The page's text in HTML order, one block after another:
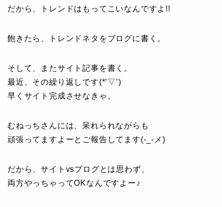
だから、トレンドはもってこいなんですよ!!
飽きたら、トレンドネタをブログに書く。
そして、またサイト記事を書く。
最近、その繰り返しです(*’▽’)
早くサイト完成させなきゃ。
むねっちさんには、呆れられながらも
頑張ってますよーとご報告してます(-_-メ)
だから、サイトvsブログとは思わず、
両方やっちゃってOKなんですよー♪